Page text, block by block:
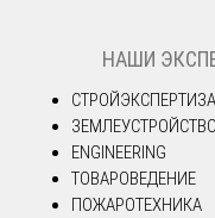
НАШИ
СТРОЙЭКСПЕРТИЗА
ЗЕМЛЕУСТРОЙСТВО
ENGINEERING
ТОВАРОВЕДЕНИЕ
ПОЖАРОТЕХНИКА